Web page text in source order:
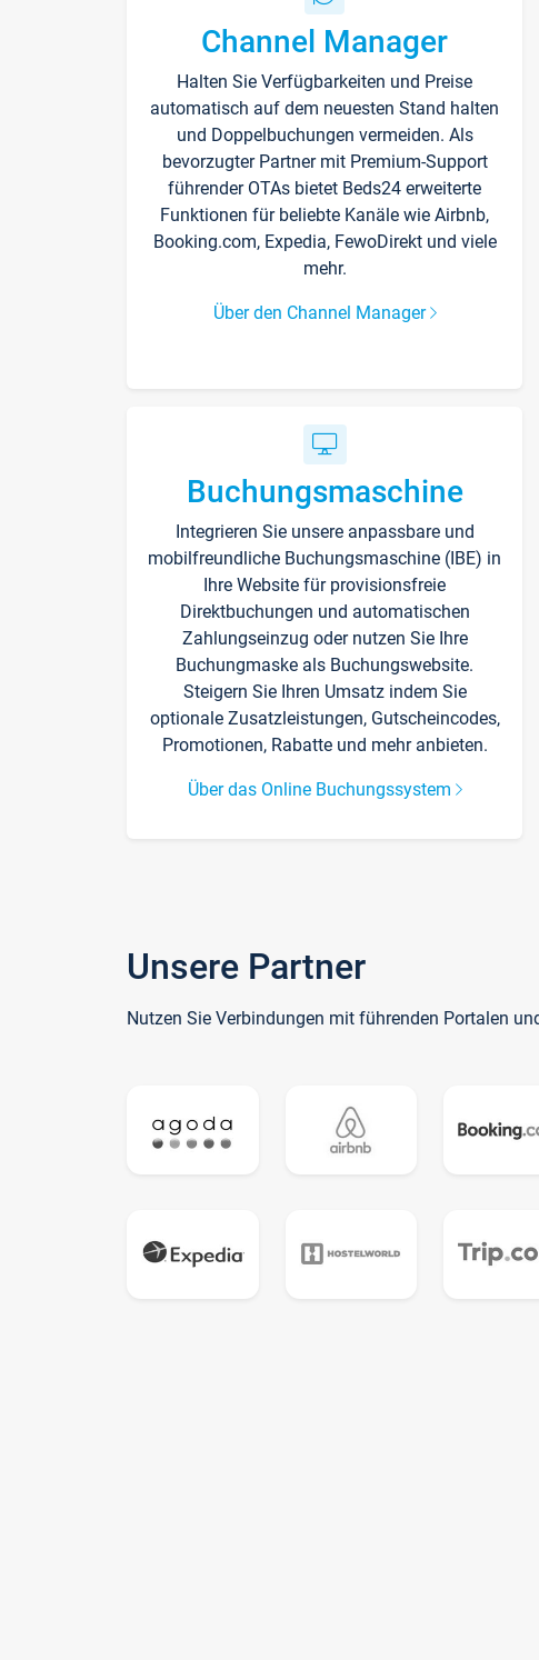
Channel Manager
Halten Sie Verfügbarkeiten und Preise
automatisch auf dem neuesten Stand halten
und Doppelbuchungen vermeiden. Als
bevorzugter Partner mit Premium-Support
führender OTAs bietet Beds24 erweiterte
Funktionen für beliebte Kanäle wie Airbnb,
Booking.com, Expedia, FewoDirekt und viele
mehr.
Über den Channel Manager
Buchungsmaschine
Integrieren Sie unsere anpassbare und
mobilfreundliche Buchungsmaschine (IBE) in
Ihre Website für provisionsfreie
Direktbuchungen und automatischen
Zahlungseinzug oder nutzen Sie Ihre
Buchungmaske als Buchungswebsite.
Steigern Sie Ihren Umsatz indem Sie
optionale Zusatzleistungen, Gutscheincodes,
Promotionen, Rabatte und mehr anbieten.
Über das Online Buchungssystem
Unsere Partner
Nutzen Sie Verbindungen mit führenden Portalen